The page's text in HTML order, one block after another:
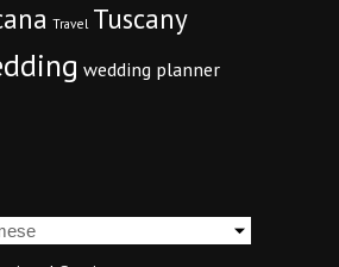
Travel Tuscany
wedding planner